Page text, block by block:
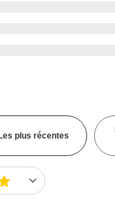
Les plus récentes